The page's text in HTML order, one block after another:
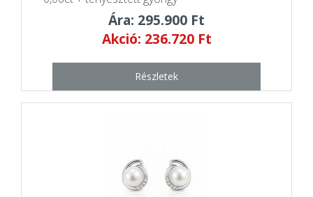
Ára: 295.900 Ft
Akció: 236.720 Ft
Részletek